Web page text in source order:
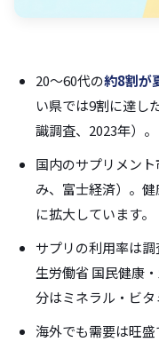
20〜60代の約8割が
い県では9割に達し
識調査、2023年）。
国内のサプリメント
み、富士経済）。
に拡大しています。
サプリの利用率は
生労働省 国民健康
分はミネラル・ビタ
海外でも需要は旺